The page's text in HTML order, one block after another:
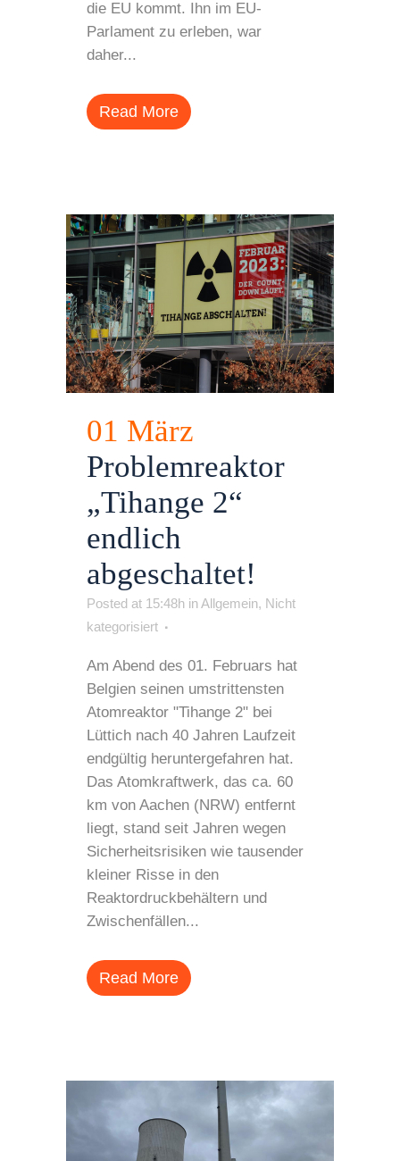
die EU kommt. Ihn im EU-
Parlament zu erleben, war
daher...
Read More
01 März
Problemreaktor
„Tihange 2“
endlich
abgeschaltet!
Posted at 15:48h inAllgemein, Nicht
kategorisiert
Am Abend des 01. Februars hat
Belgien seinen umstrittensten
Atomreaktor "Tihange 2" bei
Lüttich nach 40 Jahren Laufzeit
endgültig heruntergefahren hat.
Das Atomkraftwerk, das ca. 60
km von Aachen (NRW) entfernt
liegt, stand seit Jahren wegen
Sicherheitsrisiken wie tausender
kleiner Risse in den
Reaktordruckbehältern und
Zwischenfällen...
Read More